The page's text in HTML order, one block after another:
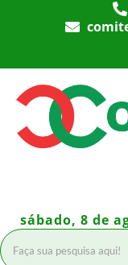
sábado, 8 de